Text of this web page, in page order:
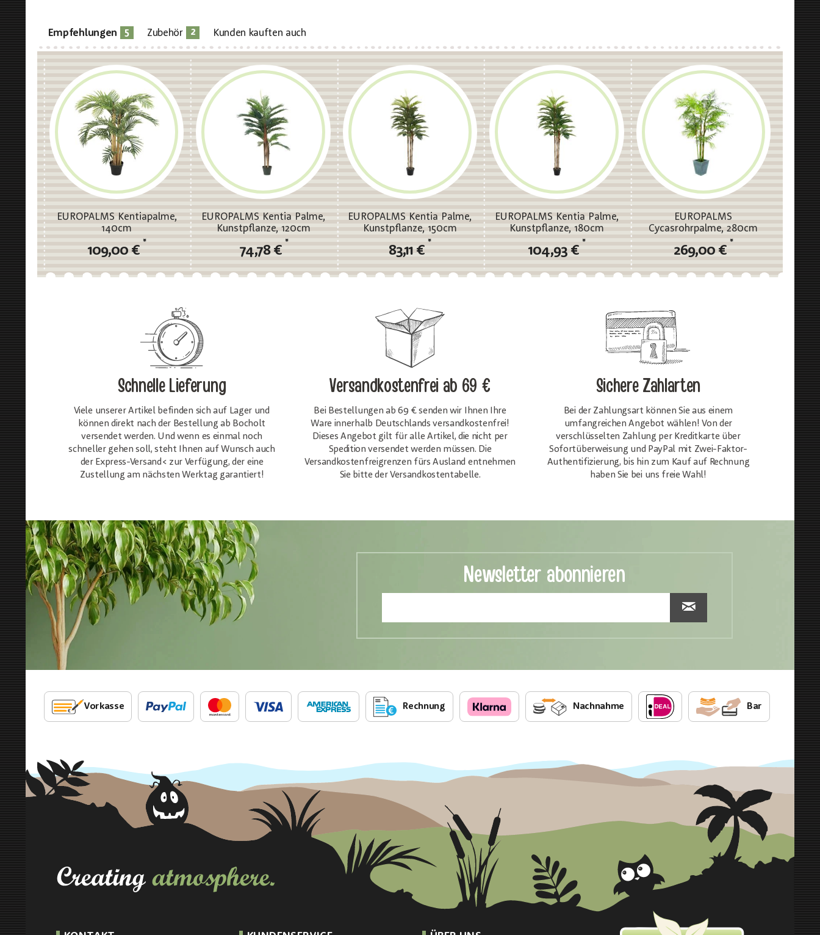
Empfehlungen 5 Zubehör 2 Kunden kauften auch
EUROPALMS Kentiapalme,
140cm
109,00 €
*
EUROPALMS Kentia Palme,
Kunstpflanze, 120cm
74,78 €
*
EUROPALMS Kentia Palme,
Kunstpflanze, 150cm
83,11 €
*
EUROPALMS Kentia Palme,
Kunstpflanze, 180cm
104,93 €
*
EUROPALMS
Cycasrohrpalme, 280cm
269,00 €
*
Schnelle Lieferung
Viele unserer Artikel befinden sich auf Lager und
können direkt nach der Bestellung ab Bocholt
versendet werden. Und wenn es einmal noch
schneller gehen soll, steht Ihnen auf Wunsch auch
der Express-Versand< zur Verfügung, der eine
Zustellung am nächsten Werktag garantiert!
Versandkostenfrei ab 69 €
Bei Bestellungen ab 69 € senden wir Ihnen Ihre
Ware innerhalb Deutschlands versandkostenfrei!
Dieses Angebot gilt für alle Artikel, die nicht per
Spedition versendet werden müssen. Die
Versandkosten­freigrenzen fürs Ausland entnehmen
Sie bitte der Versandkostentabelle.
Sichere Zahlarten
Bei der Zahlungsart können Sie aus einem
umfangreichen Angebot wählen! Von der
verschlüsselten Zahlung per Kreditkarte über
Sofortüberweisung und PayPal mit Zwei-Faktor-
Authentifizierung, bis hin zum Kauf auf Rechnung
haben Sie bei uns freie Wahl!
Newsletter abonnieren
Vorkasse Rechnung Nachnahme Bar